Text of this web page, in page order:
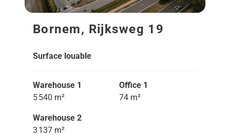
Bornem, Rijksweg 19
Surface louable
Warehouse 1
5 540 m²
Office 1
74 m²
Warehouse 2
3 137 m²